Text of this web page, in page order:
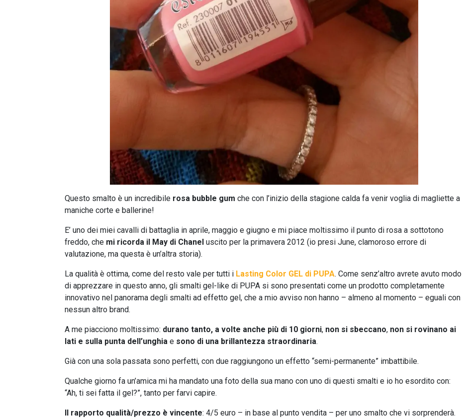
Questo smalto è un incredibile rosa bubble gum che con l’inizio della stagione calda fa venir voglia di magliette a
maniche corte e ballerine!
E’ uno dei miei cavalli di battaglia in aprile, maggio e giugno e mi piace moltissimo il punto di rosa a sottotono
freddo, che mi ricorda il May di Chanel uscito per la primavera 2012 (io presi June, clamoroso errore di
valutazione, ma questa è un’altra storia).
La qualità è ottima, come del resto vale per tutti i Lasting Color GEL di PUPA. Come senz’altro avrete avuto modo
di apprezzare in questo anno, gli smalti gel-like di PUPA si sono presentati come un prodotto completamente
innovativo nel panorama degli smalti ad effetto gel, che a mio avviso non hanno – almeno al momento – eguali con
nessun altro brand.
A me piacciono moltissimo: durano tanto, a volte anche più di 10 giorni, non si sbeccano, non si rovinano ai
lati e sulla punta dell’unghia e sono di una brillantezza straordinaria.
Già con una sola passata sono perfetti, con due raggiungono un effetto “semi-permanente” imbattibile.
Qualche giorno fa un’amica mi ha mandato una foto della sua mano con uno di questi smalti e io ho esordito con:
“Ah, ti sei fatta il gel?”, tanto per farvi capire.
Il rapporto qualità/prezzo è vincente: 4/5 euro – in base al punto vendita – per uno smalto che vi sorprenderà.